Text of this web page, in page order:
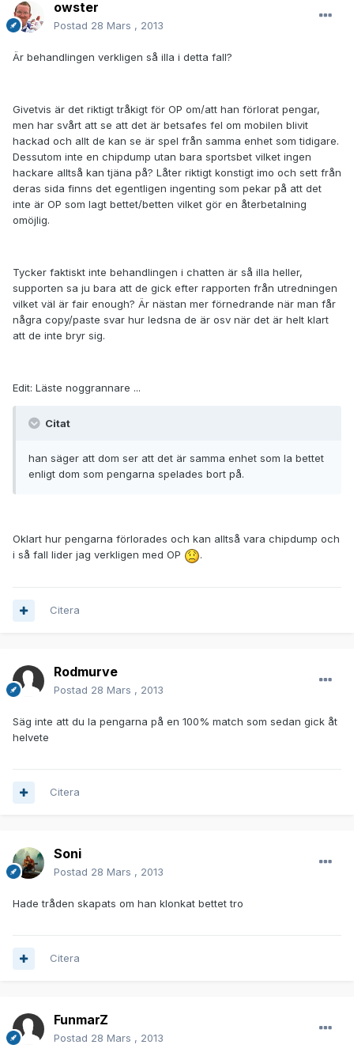
owster
Postad 28 Mars , 2013
Är behandlingen verkligen så illa i detta fall?
Givetvis är det riktigt tråkigt för OP om/att han förlorat pengar,
men har svårt att se att det är betsafes fel om mobilen blivit
hackad och allt de kan se är spel från samma enhet som tidigare.
Dessutom inte en chipdump utan bara sportsbet vilket ingen
hackare alltså kan tjäna på? Låter riktigt konstigt imo och sett från
deras sida finns det egentligen ingenting som pekar på att det
inte är OP som lagt bettet/betten vilket gör en återbetalning
omöjlig.
Tycker faktiskt inte behandlingen i chatten är så illa heller,
supporten sa ju bara att de gick efter rapporten från utredningen
vilket väl är fair enough? Är nästan mer förnedrande när man får
några copy/paste svar hur ledsna de är osv när det är helt klart
att de inte bryr sig.
Edit: Läste noggrannare ...
Citat
han säger att dom ser att det är samma enhet som la bettet
enligt dom som pengarna spelades bort på.
Oklart hur pengarna förlorades och kan alltså vara chipdump och
i så fall lider jag verkligen med OP
.
Citera
Rodmurve
Postad 28 Mars , 2013
Säg inte att du la pengarna på en 100% match som sedan gick åt
helvete
Citera
Soni
Postad 28 Mars , 2013
Hade tråden skapats om han klonkat bettet tro
Citera
FunmarZ
Postad 28 Mars , 2013